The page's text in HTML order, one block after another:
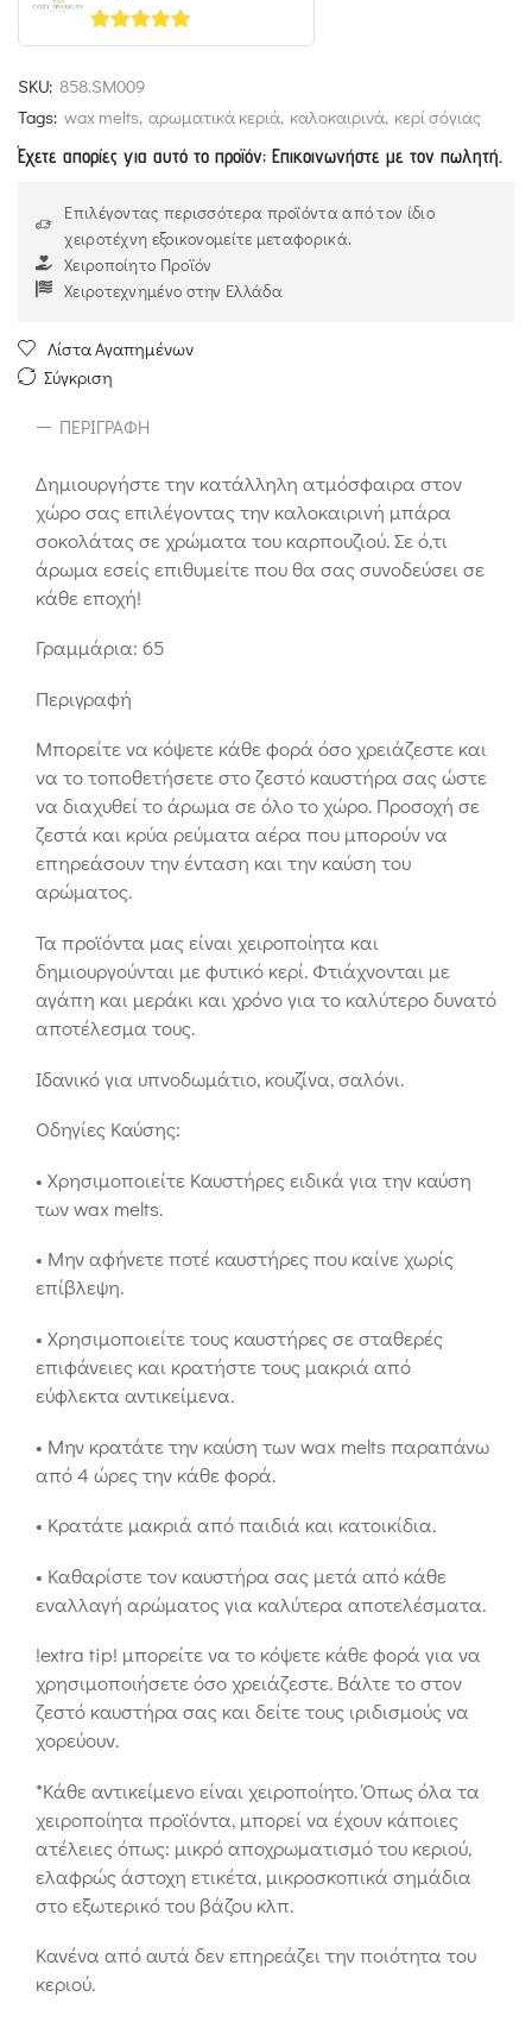
5out of 5
SKU: 858.SM009
Tags: wax melts, αρωματικά κεριά, καλοκαιρινά, κερί σόγιας
Έχετε απορίες για αυτό το προϊόν; Επικοινωνήστε με τον πωλητή.
Επιλέγοντας περισσότερα προϊόντα από τον ίδιο
χειροτέχνη εξοικονομείτε μεταφορικά.
Χειροποίητο Προϊόν
Χειροτεχνημένο στην Ελλάδα
Λίστα Αγαπημένων
Σύγκριση
ΠΕΡΙΓΡΑΦΉ
Δημιουργήστε την κατάλληλη ατμόσφαιρα στον
χώρο σας επιλέγοντας την καλοκαιρινή μπάρα
σοκολάτας σε χρώματα του καρπουζιού. Σε ό,τι
άρωμα εσείς επιθυμείτε που θα σας συνοδεύσει σε
κάθε εποχή!
Γραμμάρια: 65
Περιγραφή
Μπορείτε να κόψετε κάθε φορά όσο χρειάζεστε και
να το τοποθετήσετε στο ζεστό καυστήρα σας ώστε
να διαχυθεί το άρωμα σε όλο το χώρο. Προσοχή σε
ζεστά και κρύα ρεύματα αέρα που μπορούν να
επηρεάσουν την ένταση και την καύση του
αρώματος.
Τα προϊόντα μας είναι χειροποίητα και
δημιουργούνται με φυτικό κερί. Φτιάχνονται με
αγάπη και μεράκι και χρόνο για το καλύτερο δυνατό
αποτέλεσμα τους.
Ιδανικό για υπνοδωμάτιο, κουζίνα, σαλόνι.
Οδηγίες Καύσης:
• Χρησιμοποιείτε Καυστήρες ειδικά για την καύση
των wax melts.
• Μην αφήνετε ποτέ καυστήρες που καίνε χωρίς
επίβλεψη.
• Χρησιμοποιείτε τους καυστήρες σε σταθερές
επιφάνειες και κρατήστε τους μακριά από
εύφλεκτα αντικείμενα.
• Μην κρατάτε την καύση των wax melts παραπάνω
από 4 ώρες την κάθε φορά.
• Κρατάτε μακριά από παιδιά και κατοικίδια.
• Καθαρίστε τον καυστήρα σας μετά από κάθε
εναλλαγή αρώματος για καλύτερα αποτελέσματα.
!extra tip! μπορείτε να το κόψετε κάθε φορά για να
χρησιμοποιήσετε όσο χρειάζεστε. Βάλτε το στον
ζεστό καυστήρα σας και δείτε τους ιριδισμούς να
χορεύουν.
*Κάθε αντικείμενο είναι χειροποίητο. Όπως όλα τα
χειροποίητα προϊόντα, μπορεί να έχουν κάποιες
ατέλειες όπως: μικρό αποχρωματισμό του κεριού,
ελαφρώς άστοχη ετικέτα, μικροσκοπικά σημάδια
στο εξωτερικό του βάζου κλπ.
Κανένα από αυτά δεν επηρεάζει την ποιότητα του
κεριού.